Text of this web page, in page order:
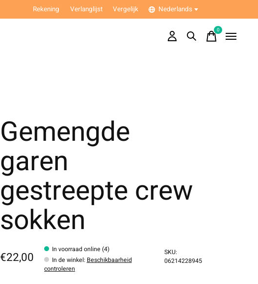
Rekening Verlanglijst Vergelijk Nederlands
0items
Gemengde
garen
gestreepte crew
sokken
€22,00
In voorraad online (4)
In de winkel: Beschikbaarheid
controleren
SKU:
06214228945